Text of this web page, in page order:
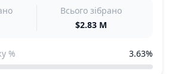
Всього зібрано
$2.83 M
% 3.63%